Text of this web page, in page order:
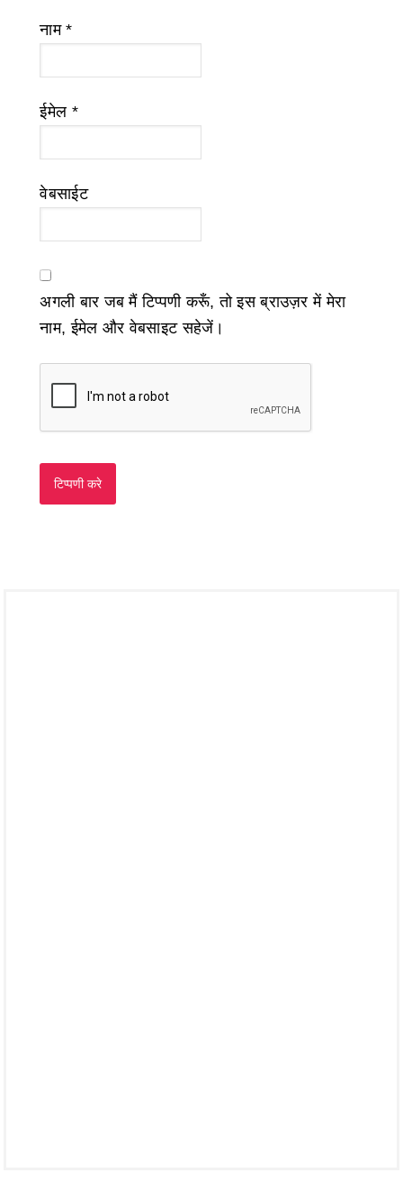
नाम*
ईमेल *
वेबसाईट
अगली बार जब मैं टिप्पणी करूँ, तो इस ब्राउज़र में मेरा
नाम, ईमेल और वेबसाइट सहेजें।